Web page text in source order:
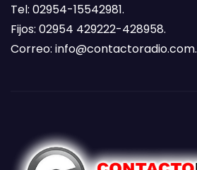
Tel: 02954-15542981.
Fijos: 02954 429222-428958.
Correo: info@contactoradio.com.